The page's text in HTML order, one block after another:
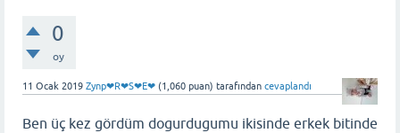
0
oy
11 Ocak 2019 Zynp❤R❤S❤E❤ (1,060 puan) tarafından cevaplandı
Ben üç kez gördüm dogurdugumu ikisinde erkek bitinde